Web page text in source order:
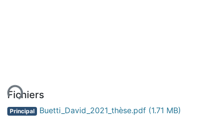
Fichiers
Principal Buetti_David_2021_thèse.pdf (1.71 MB)